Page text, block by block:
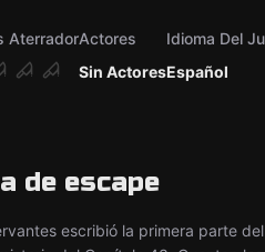
Aterrador
Sin Actores
Actores
Español
Idioma Del
de escape
escribió la primera parte